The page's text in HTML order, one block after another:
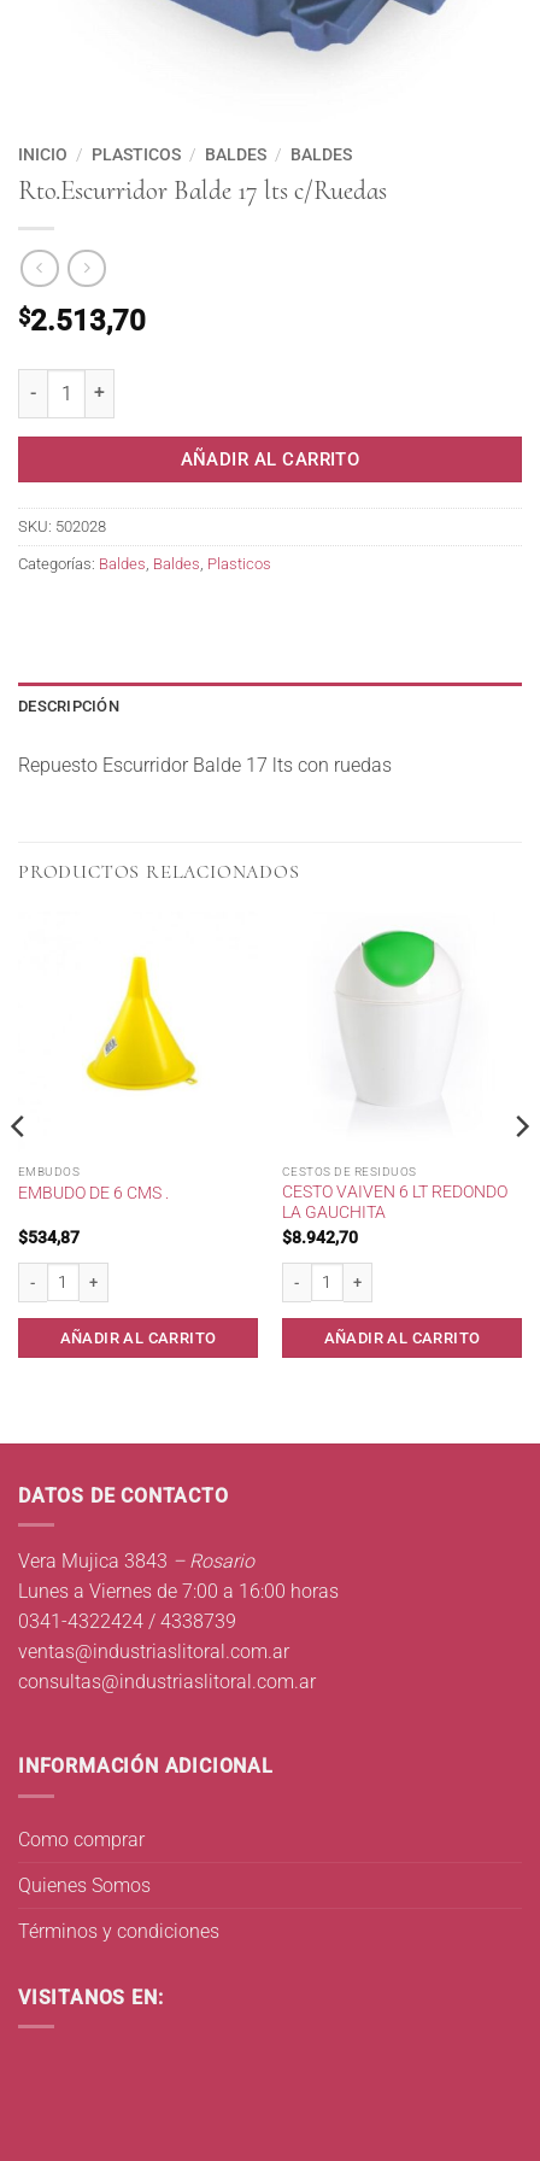
INICIO / PLASTICOS / BALDES / BALDES
Rto.Escurridor Balde 17 lts c/Ruedas
$2.513,70
AÑADIR AL CARRITO
SKU: 502028
Categorías: Baldes, Baldes, Plasticos
DESCRIPCIÓN
Repuesto Escurridor Balde 17 lts con ruedas
PRODUCTOS RELACIONADOS
EMBUDOS
EMBUDO DE 6 CMS .
$534,87
Embudo de 6 cms . cantidad
AÑADIR AL CARRITO
CESTOS DE RESIDUOS
CESTO VAIVEN 6 LT REDONDO
LA GAUCHITA
$8.942,70
Cesto Vaiven 6 lt Redondo La Gauchita
AÑADIR AL CARRITO
. cantidad
DATOS DE CONTACTO
Vera Mujica 3843 – Rosario
Lunes a Viernes de 7:00 a 16:00 horas
0341-4322424 / 4338739
ventas@industriaslitoral.com.ar
consultas@industriaslitoral.com.ar
INFORMACIÓN ADICIONAL
Como comprar
Quienes Somos
Términos y condiciones
VISITANOS EN: